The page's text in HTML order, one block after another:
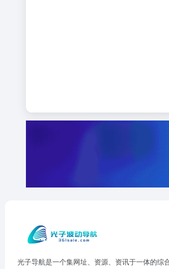
光子导航是一个集网址、资源、资讯于一体的综